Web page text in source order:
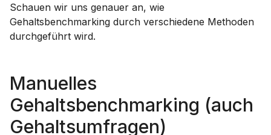
Schauen wir uns genauer an, wie
Gehaltsbenchmarking durch verschiedene Methoden
durchgeführt wird.
Manuelles
Gehaltsbenchmarking (auch
Gehaltsumfragen)